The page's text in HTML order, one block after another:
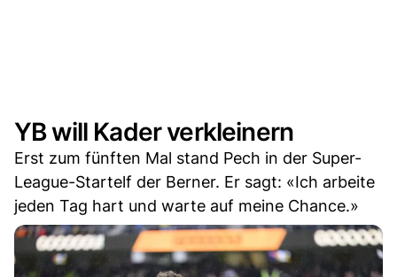
YB will Kader verkleinern
Erst zum fünften Mal stand Pech in der Super-
League-Startelf der Berner. Er sagt: «Ich arbeite
jeden Tag hart und warte auf meine Chance.»